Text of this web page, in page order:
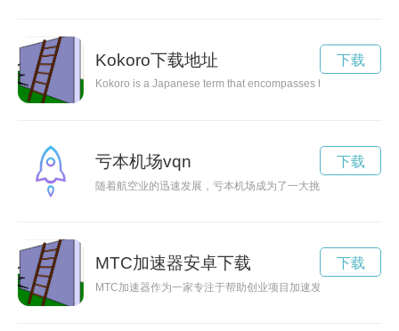
Kokoro下载地址
Kokoro is a Japanese term that encompasses the mind,
下载
亏本机场vqn
随着航空业的迅速发展，亏本机场成为了一大挑战。这些机场
下载
MTC加速器安卓下载
MTC加速器作为一家专注于帮助创业项目加速发展的机构，为
下载